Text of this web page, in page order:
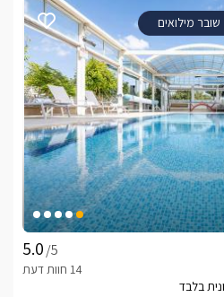
שובר מילואים
/5